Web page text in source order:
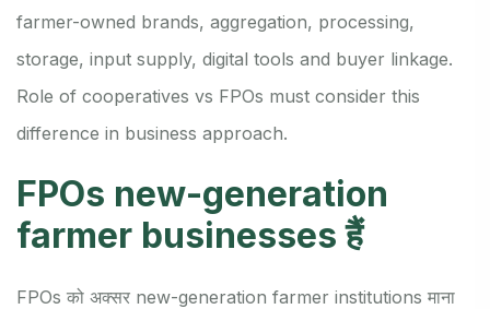
farmer-owned brands, aggregation, processing,
storage, input supply, digital tools and buyer linkage.
Role of cooperatives vs FPOs must consider this
difference in business approach.
FPOs new-generation
farmer businesses हैं
FPOs को अक्सर new-generation farmer institutions माना